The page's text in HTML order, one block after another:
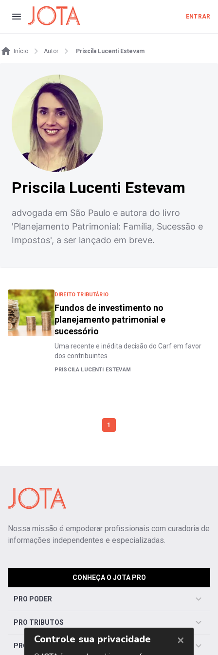
ENTRAR
Início Autor Priscila Lucenti Estevam
Priscila Lucenti Estevam
advogada em São Paulo e autora do livro
'Planejamento Patrimonial: Família, Sucessão e
Impostos', a ser lançado em breve.
DIREITO TRIBUTÁRIO
Fundos de investimento no
planejamento patrimonial e
sucessório
Uma recente e inédita decisão do Carf em favor
dos contribuintes
PRISCILA LUCENTI ESTEVAM
1
Nossa missão é empoderar profissionais com curadoria de
informações independentes e especializadas.
CONHEÇA O JOTA PRO
PRO PODER
PRO TRIBUTOS
PRO TRABALHISTA